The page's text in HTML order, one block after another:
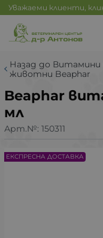
Уважаеми клиенти,
Назад до Витамини
животни Beaphar
Beaphar
мл
Арт.№: 150311
ЕКСПРЕСНА ДОСТАВКА